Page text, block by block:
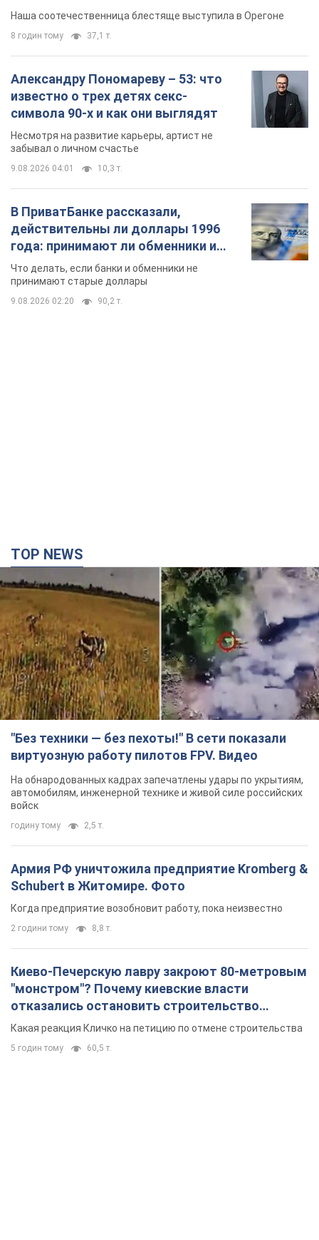
Видео
Наша соотечественница блестяще выступила в Орегоне
8 годин тому 37,1 т.
Александру Пономареву – 53: что
известно о трех детях секс-
символа 90-х и как они выглядят
Несмотря на развитие карьеры, артист не
забывал о личном счастье
9.08.2026 04:01 10,3 т.
В ПриватБанке рассказали,
действительны ли доллары 1996
года: принимают ли обменники и
банки такие купюры
Что делать, если банки и обменники не
принимают старые доллары
9.08.2026 02:20 90,2 т.
TOP NEWS
"Без техники — без пехоты!" В сети показали
виртуозную работу пилотов FPV. Видео
На обнародованных кадрах запечатлены удары по укрытиям,
автомобилям, инженерной технике и живой силе российских
войск
годину тому 2,5 т.
Армия РФ уничтожила предприятие Kromberg &
Schubert в Житомире. Фото
Когда предприятие возобновит работу, пока неизвестно
2 години тому 8,8 т.
Киево-Печерскую лавру закроют 80-метровым
"монстром"? Почему киевские власти
отказались остановить строительство
небоскреба "московского верующего"
Какая реакция Кличко на петицию по отмене строительства
5 годин тому 60,5 т.